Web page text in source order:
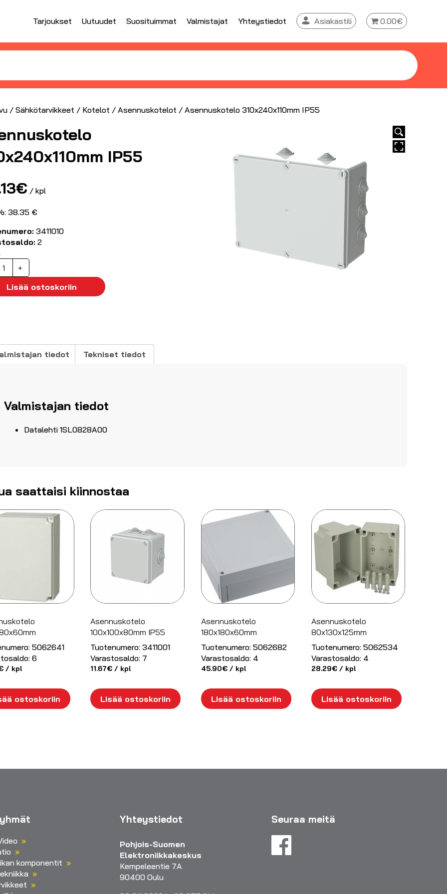
Tarjoukset Uutuudet Suosituimmat Valmistajat Yhteystiedot Asiakastili 0.00€
/ Sähkötarvikkeet / Kotelot / Asennuskotelot / Asennuskotelo 310x240x110mm IP55
IP55
€ / kpl
38.35 €
3411010
2
+
Lisää ostoskoriin
tiedot Tekniset tiedot
Valmistajan tiedot
Datalehti 1SL0828A00
saattaisi kiinnostaa
5062641
6
/ kpl
ostoskoriin
Asennuskotelo
100x100x80mm IP55
Tuotenumero: 3411001
Varastosaldo: 7
11.67€ / kpl
Lisää ostoskoriin
Asennuskotelo
180x180x60mm
Tuotenumero: 5062682
Varastosaldo: 4
45.90€/ kpl
Lisää ostoskoriin
Asennuskotelo
80x130x125mm
Tuotenumero: 5062534
Varastosaldo: 4
28.29€/ kpl
Lisää ostoskoriin
komponentit
Yhteystiedot
Pohjois-Suomen
Elektroniikkakeskus
Kempeleentie 7A
90400 Oulu
Seuraa meitä